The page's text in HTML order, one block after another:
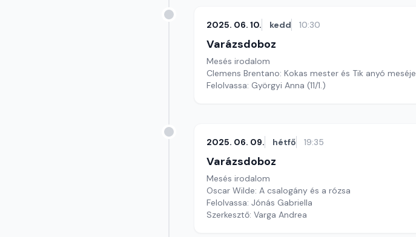
2025. 06. 10. kedd 10:30
Varázsdoboz
Mesés irodalom
Clemens Brentano: Kokas mester és Tik anyó meséje
Felolvassa: Györgyi Anna (11/1.)
2025. 06. 09. hétfő 19:35
Varázsdoboz
Mesés irodalom
Oscar Wilde: A csalogány és a rózsa
Felolvassa: Jónás Gabriella
Szerkesztő: Varga Andrea